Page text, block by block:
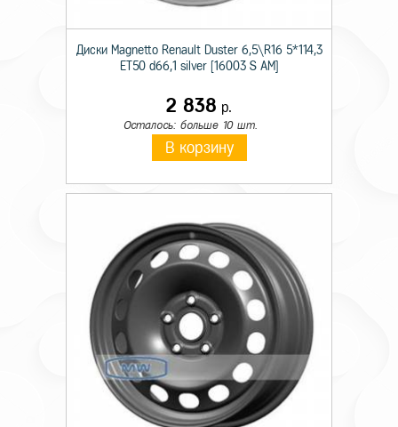
Диски Magnetto Renault Duster 6,5\R16 5*114,3
ET50 d66,1 silver [16003 S AM]
2 838 р.
Осталось: больше 10 шт.
В корзину